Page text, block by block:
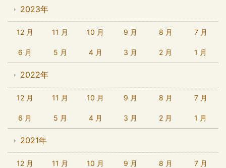
2023年
12 月 11 月 10 月 9 月 8 月 7 月
6 月 5 月 4 月 3 月 2 月 1 月
2022年
12 月 11 月 10 月 9 月 8 月 7 月
6 月 5 月 4 月 3 月 2 月 1 月
2021年
12 月 11 月 10 月 9 月 8 月 7 月